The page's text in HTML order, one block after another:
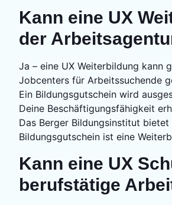
Kann eine UX
der
Ja – eine UX Weiterbildung kann
Jobcenters für Arbeitssuchende
Ein Bildungsgutschein wird
Deine Beschäftigungsfähigkeit
Das Berger Bildungsinstitut bietet
Bildungsgutschein ist eine
Kann eine UX
berufstätige